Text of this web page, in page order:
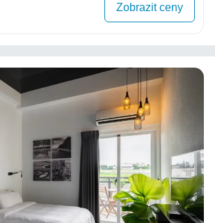
Zobrazit ceny